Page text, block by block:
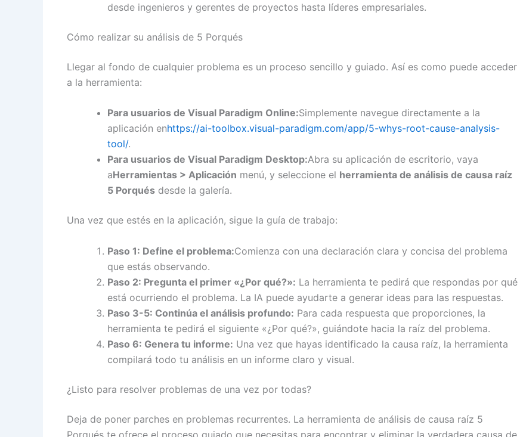
desde ingenieros y gerentes de proyectos hasta líderes empresariales.
Cómo realizar su análisis de 5 Porqués
Llegar al fondo de cualquier problema es un proceso sencillo y guiado. Así es como puede acceder
a la herramienta:
Para usuarios de Visual Paradigm Online:Simplemente navegue directamente a la
aplicación enhttps://ai-toolbox.visual-paradigm.com/app/5-whys-root-cause-analysis-
tool/.
Para usuarios de Visual Paradigm Desktop:Abra su aplicación de escritorio, vaya
aHerramientas > Aplicación menú, y seleccione el herramienta de análisis de causa raíz
5 Porqués desde la galería.
Una vez que estés en la aplicación, sigue la guía de trabajo:
Paso 1: Define el problema:Comienza con una declaración clara y concisa del problema
que estás observando.
Paso 2: Pregunta el primer «¿Por qué?»: La herramienta te pedirá que respondas por qué
está ocurriendo el problema. La IA puede ayudarte a generar ideas para las respuestas.
Paso 3-5: Continúa el análisis profundo: Para cada respuesta que proporciones, la
herramienta te pedirá el siguiente «¿Por qué?», guiándote hacia la raíz del problema.
Paso 6: Genera tu informe: Una vez que hayas identificado la causa raíz, la herramienta
compilará todo tu análisis en un informe claro y visual.
¿Listo para resolver problemas de una vez por todas?
Deja de poner parches en problemas recurrentes. La herramienta de análisis de causa raíz 5
Porqués te ofrece el proceso guiado que necesitas para encontrar y eliminar la verdadera causa de